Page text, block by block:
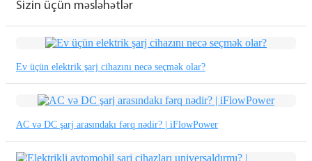
ئۇيغۇرچە
Esperanto
Hmong
नेपाली
Sizin üçün məsləhətlər
Ev üçün elektrik şarj cihazını necə seçmək olar?
AC və DC şarj arasındakı fərq nədir? | iFlowPower